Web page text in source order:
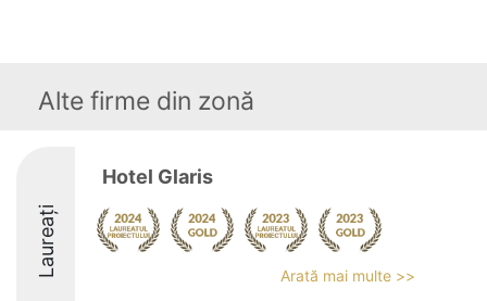
Alte firme din zonă
Laureați
Hotel Glaris
Arată mai multe >>